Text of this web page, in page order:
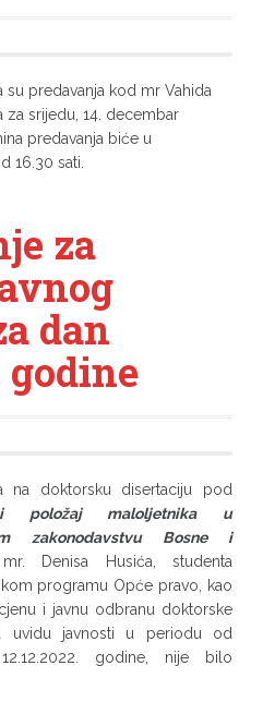
su predavanja kod mr Vahida
za srijedu, 14. decembar
predavanja biće u
16.30 sati.
za
dan
godine
na doktorsku disertaciju pod
položaj maloljetnika u
zakonodavstvu Bosne i
Denisa Husića, studenta
programu Opće pravo, kao
i javnu odbranu doktorske
uvidu javnosti u periodu od
godine, nije bilo